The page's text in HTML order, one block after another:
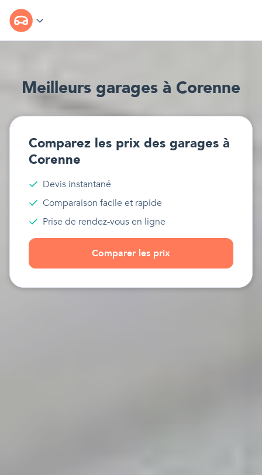
Meilleurs garages à Corenne
Comparez les prix des garages à
Corenne
Devis instantané
Comparaison facile et rapide
Prise de rendez-vous en ligne
Comparer les prix